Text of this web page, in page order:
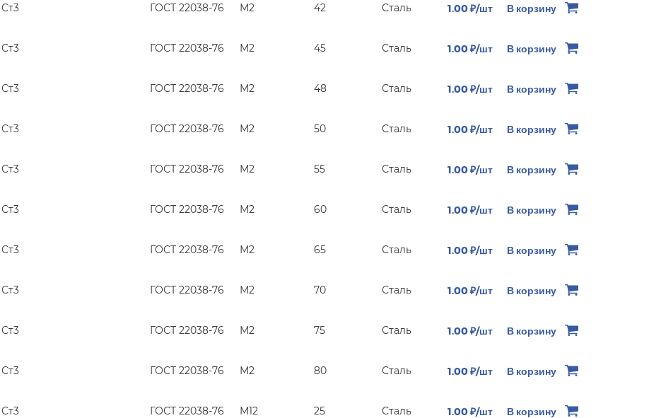
Ст3 ГОСТ 22038-76 М2 42 Сталь 1.00 ₽/шт В корзину
Ст3 ГОСТ 22038-76 М2 45 Сталь 1.00 ₽/шт В корзину
Ст3 ГОСТ 22038-76 М2 48 Сталь 1.00 ₽/шт В корзину
Ст3 ГОСТ 22038-76 М2 50 Сталь 1.00 ₽/шт В корзину
Ст3 ГОСТ 22038-76 М2 55 Сталь 1.00 ₽/шт В корзину
Ст3 ГОСТ 22038-76 М2 60 Сталь 1.00 ₽/шт В корзину
Ст3 ГОСТ 22038-76 М2 65 Сталь 1.00 ₽/шт В корзину
Ст3 ГОСТ 22038-76 М2 70 Сталь 1.00 ₽/шт В корзину
Ст3 ГОСТ 22038-76 М2 75 Сталь 1.00 ₽/шт В корзину
Ст3 ГОСТ 22038-76 М2 80 Сталь 1.00 ₽/шт В корзину
Ст3 ГОСТ 22038-76 М12 25 Сталь 1.00 ₽/шт В корзину